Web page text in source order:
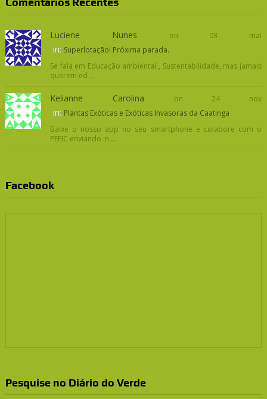
Luciene Nunes on 03 mai
in: Superlotação! Próxima parada.
Se fala em Educação ambiental , Sustentabilidade, mas jamais
querem ed ...
Kelianne Carolina on 24 nov
in: Plantas Exóticas e Exóticas Invasoras da Caatinga
Baixe o nosso app no seu smartphone e colabore com o
PEEIC enviando in ...
Facebook
Pesquise no Diário do Verde